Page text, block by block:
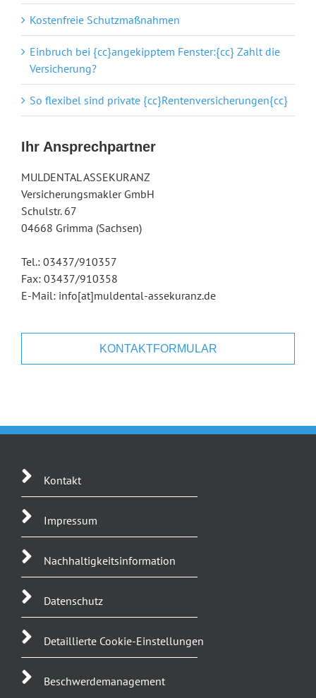
Kostenfreie Schutzmaßnahmen
Einbruch bei {cc}angekipptem Fenster:{cc} Zahlt die
Versicherung?
So flexibel sind private {cc}Rentenversicherungen{cc}
Ihr Ansprechpartner
MULDENTAL ASSEKURANZ
Versicherungsmakler GmbH
Schulstr. 67
04668 Grimma (Sachsen)
Tel.: 03437/910357
Fax: 03437/910358
E-Mail: info[at]muldental-assekuranz.de
KONTAKTFORMULAR
Kontakt
Impressum
Nachhaltigkeitsinformation
Datenschutz
Detaillierte Cookie-Einstellungen
Beschwerdemanagement